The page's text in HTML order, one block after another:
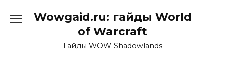
Wowgaid.ru: гайды World
of Warcraft
Гайды WOW Shadowlands